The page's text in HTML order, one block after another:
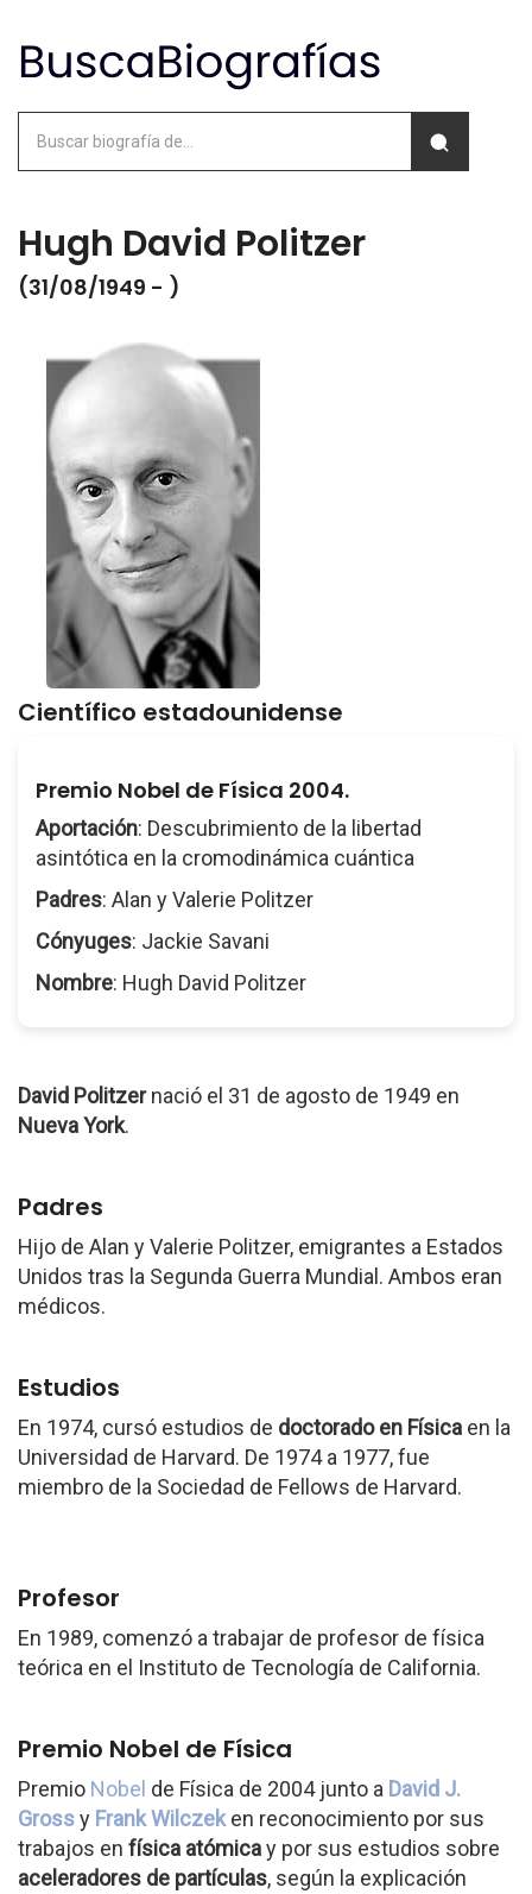
Hugh David Politzer
(31/08/1949 - )
Científico estadounidense
Premio Nobel de Física 2004.
Aportación: Descubrimiento de la libertad
asintótica en la cromodinámica cuántica
Padres: Alan y Valerie Politzer
Cónyuges: Jackie Savani
Nombre: Hugh David Politzer
David Politzernació el 31 de agosto de 1949 en
Nueva York.
Padres
Hijo de Alan y Valerie Politzer, emigrantes a Estados
Unidos tras la Segunda Guerra Mundial. Ambos eran
médicos.
Estudios
En 1974, cursó estudios de doctorado en Física en la
Universidad de Harvard. De 1974 a 1977, fue
miembro de la Sociedad de Fellows de Harvard.
Profesor
En 1989, comenzó a trabajar de profesor de física
teórica en el Instituto de Tecnología de California.
Premio Nobel de Física
Premio Nobel de Física de 2004 junto a David J.
Grossy Frank Wilczeken reconocimiento por sus
trabajos en física atómicay por sus estudios sobre
aceleradores de partículas, según la explicación